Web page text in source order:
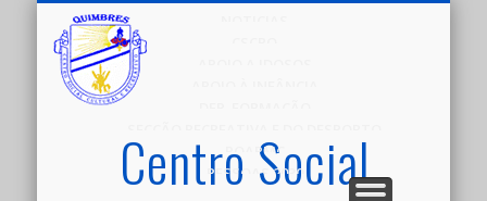
Centro Social
POAPMC
PESSOAS 2030